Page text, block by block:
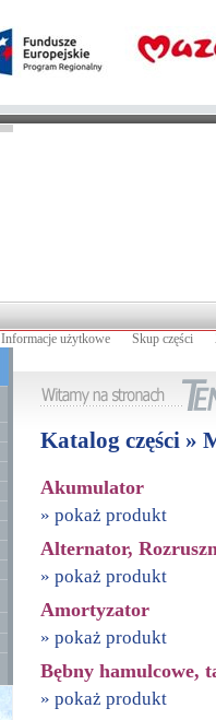
Informacje użytkowe Skup części
Katalog części »
Akumulator
» pokaż produkt
Alternator,
» pokaż produkt
Amortyzator
» pokaż produkt
Bębny hamulcowe,
» pokaż produkt